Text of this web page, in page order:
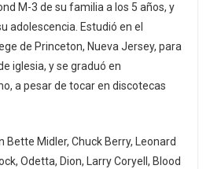
M-3 de su familia a los 5 años, y
adolescencia. Estudió en el
de Princeton, Nueva Jersey, para
iglesia, y se graduó en
a pesar de tocar en discotecas
Midler, Chuck Berry, Leonard
Odetta, Dion, Larry Coryell, Blood